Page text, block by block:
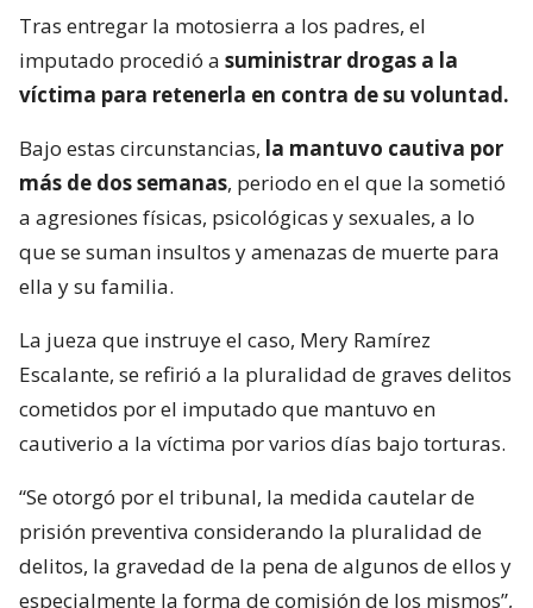
Tras entregar la motosierra a los padres, el
imputado procedió a suministrar drogas a la
víctima para retenerla en contra de su voluntad.
Bajo estas circunstancias, la mantuvo cautiva por
más de dos semanas, periodo en el que la sometió
a agresiones físicas, psicológicas y sexuales, a lo
que se suman insultos y amenazas de muerte para
ella y su familia.
La jueza que instruye el caso, Mery Ramírez
Escalante, se refirió a la pluralidad de graves delitos
cometidos por el imputado que mantuvo en
cautiverio a la víctima por varios días bajo torturas.
“Se otorgó por el tribunal, la medida cautelar de
prisión preventiva considerando la pluralidad de
delitos, la gravedad de la pena de algunos de ellos y
especialmente la forma de comisión de los mismos”,